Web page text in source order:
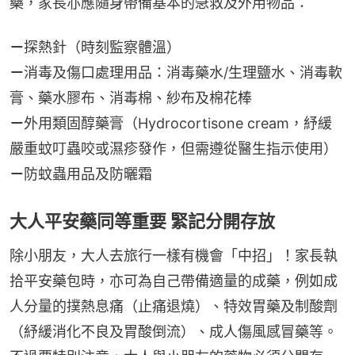
－探熱針（時刻監察體溫）
－消毒及傷口處理用品：消毒藥水/生理鹽水、消毒軟
膏、藥水膠布、消毒棉、紗布及棉花棒
－外用類固醇藥膏（Hydrocortisone cream，紓緩
嚴重蚊叮蟲咬或濕疹發作，但需遵從醫生指示使用）
－防蚊蟲用品及防曬霜
大人平安藥同等重要 緊記分開存放
除小朋友，大人去旅行一樣有機會「中招」！家長執
拾平安藥包時，亦可為自己帶備適量的成藥，例如成
人分量的撲熱息痛（止痛退燒）、特效胃藥及制酸劑
（紓緩消化不良及胃酸倒流）、成人傷風感冒藥等。